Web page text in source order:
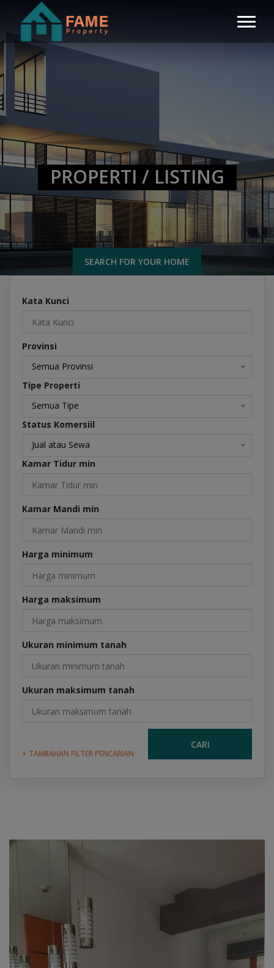
PROPERTI / LISTING
SEARCH FOR YOUR HOME
Kata Kunci
Provinsi
Semua Provinsi
Tipe Properti
Semua Tipe
Status Komersiil
Jual atau Sewa
Kamar Tidur min
Kamar Mandi min
Harga minimum
Harga maksimum
Ukuran minimum tanah
Ukuran maksimum tanah
+ TAMBAHAN FILTER PENCARIAN
CARI